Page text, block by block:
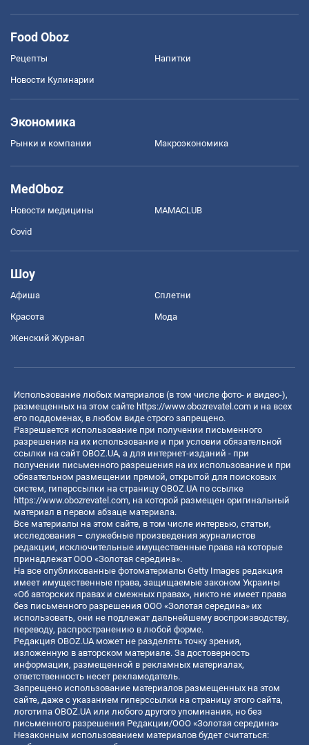
Food Oboz
Рецепты Напитки
Новости Кулинарии
Экономика
Рынки и компании Mакроэкономика
MedOboz
Новости медицины MAMACLUB
Covid
Шоу
Афиша Сплетни
Красота Мода
Женский Журнал
Использование любых материалов (в том числе фото- и видео-),
размещенных на этом сайте https://www.obozrevatel.com и на всех
его поддоменах, в любом виде строго запрещено.
Разрешается использование при получении письменного
разрешения на их использование и при условии обязательной
ссылки на сайт OBOZ.UA, а для интернет-изданий - при
получении письменного разрешения на их использование и при
обязательном размещении прямой, открытой для поисковых
систем, гиперссылки на страницу OBOZ.UA по ссылке
https://www.obozrevatel.com, на которой размещен оригинальный
материал в первом абзаце материала.
Все материалы на этом сайте, в том числе интервью, статьи,
исследования – служебные произведения журналистов
редакции, исключительные имущественные права на которые
принадлежат ООО «Золотая середина».
На все опубликованные фотоматериалы Getty Images редакция
имеет имущественные права, защищаемые законом Украины
«Об авторских правах и смежных правах», никто не имеет права
без письменного разрешения ООО «Золотая середина» их
использовать, они не подлежат дальнейшему воспроизводству,
переводу, распространению в любой форме.
Редакция OBOZ.UA может не разделять точку зрения,
изложенную в авторском материале. За достоверность
информации, размещенной в рекламных материалах,
ответственность несет рекламодатель.
Запрещено использование материалов размещенных на этом
сайте, даже с указанием гиперссылки на страницу этого сайта,
логотипа OBOZ.UA или любого другого упоминания, но без
письменного разрешения Редакции/ООО «Золотая середина»
Незаконным использованием материалов будет считаться: